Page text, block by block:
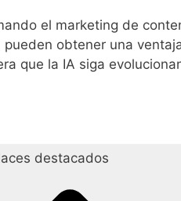
el marketing de
obtener una
que la IA siga
destacados